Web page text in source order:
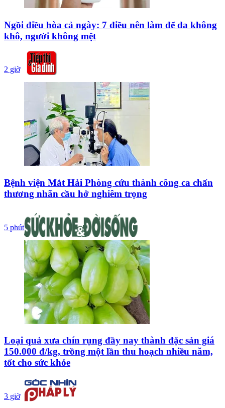
Ngồi điều hòa cả ngày: 7 điều nên làm để da không
khô, người không mệt
2 giờ
Bệnh viện Mắt Hải Phòng cứu thành công ca chấn
thương nhãn cầu hở nghiêm trọng
5 phút
Loại quả xưa chín rụng đầy nay thành đặc sản giá
150.000 đ/kg, trồng một lần thu hoạch nhiều năm,
tốt cho sức khỏe
3 giờ